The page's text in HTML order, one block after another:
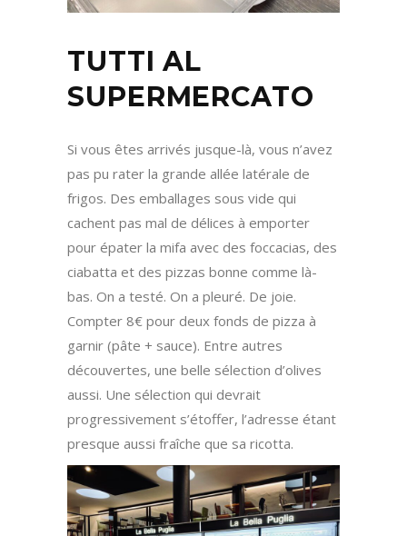
TUTTI AL
SUPERMERCATO
Si vous êtes arrivés jusque-là, vous n’avez
pas pu rater la grande allée latérale de
frigos. Des emballages sous vide qui
cachent pas mal de délices à emporter
pour épater la mifa avec des foccacias, des
ciabatta et des pizzas bonne comme là-
bas. On a testé. On a pleuré. De joie.
Compter 8€ pour deux fonds de pizza à
garnir (pâte + sauce). Entre autres
découvertes, une belle sélection d’olives
aussi. Une sélection qui devrait
progressivement s’étoffer, l’adresse étant
presque aussi fraîche que sa ricotta.